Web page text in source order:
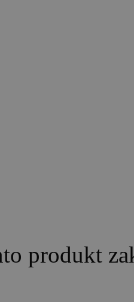
produkt